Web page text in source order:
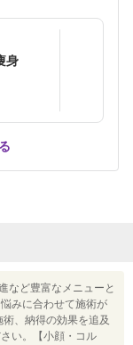
身
など豊富なメニューと
みに合わせて施術が
、納得の効果を追及
い。【小顔・コル